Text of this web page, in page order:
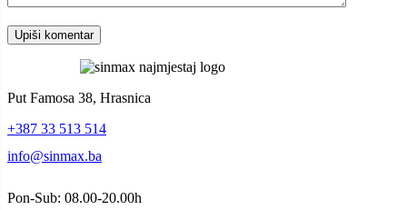
Put Famosa 38, Hrasnica
+387 33 513 514
info@sinmax.ba
Pon-Sub: 08.00-20.00h